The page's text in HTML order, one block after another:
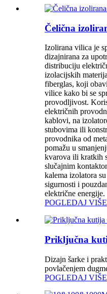
Čelična
Izolirana vilica je
dizajnirana za
distribuciju
izolacijskih
fiberglas, koji
vilice kako bi se
provodljivost.
električnih
kablovi, na
stubovima ili
provodnika od
pomažu u
kvarova ili kratkih
slučajnim
kalema izolatora
sigurnosti i
električne energije.
POGLEDAJ VIŠE
Priključna
Dizajn šarke i
povlačenjem
POGLEDAJ VIŠE